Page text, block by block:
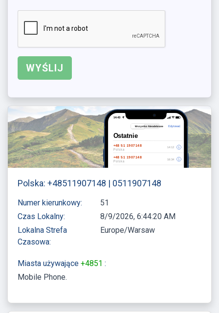
Polska: +48511907148 | 0511907148
Numer kierunkowy:
51
Czas Lokalny:
8/9/2026, 6:44:21 AM
Lokalna Strefa
Czasowa:
Europe/Warsaw
Miasta używające +4851 :
Mobile Phone